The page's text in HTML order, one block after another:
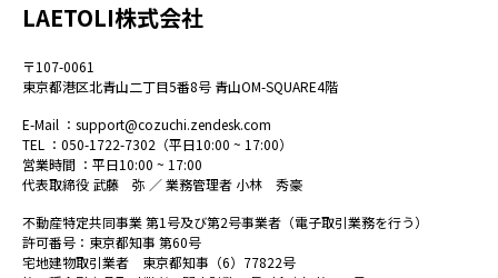
LAETOLI株式会社
〒107-0061
東京都港区北青山二丁目5番8号 青山OM-SQUARE4階
E-Mail ： support@cozuchi.zendesk.com
TEL ： 050-1722-7302 （平日10:00 ~ 17:00）
営業時間 ：平日10:00 ~ 17:00
代表取締役 武藤 弥 ／ 業務管理者 小林 秀豪
不動産特定共同事業 第1号及び第2号事業者（電子取引業務を行う）
許可番号：東京都知事 第60号
宅地建物取引業者 東京都知事（6）77822号